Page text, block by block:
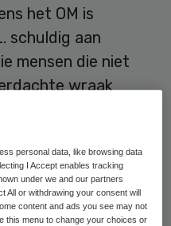
het OM is
schuldig aan
mensen die niet
wraak
2023 in de
zijn
haar moeder
personal data, like browsing data
I Accept enables tracking
under we and our partners
All or withdrawing your consent will
content and ads you see may not
this menu to change your choices or